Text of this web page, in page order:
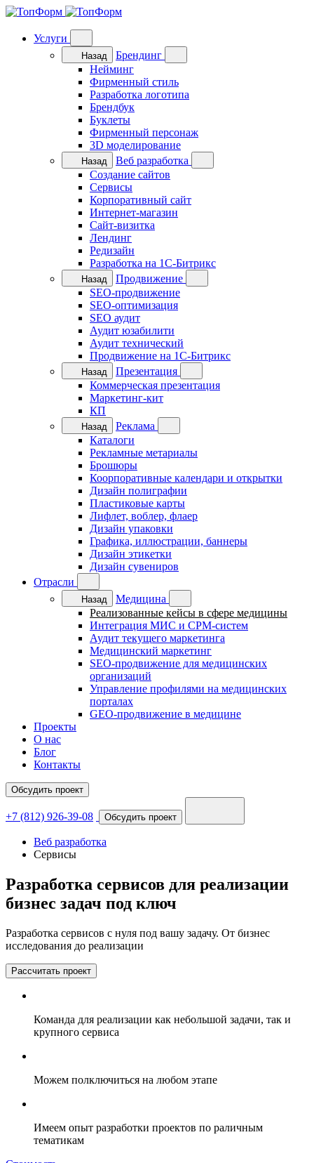
Услуги
Назад
Брендинг
Нейминг
Фирменный стиль
Разработка логотипа
Брендбук
Буклеты
Фирменный персонаж
3D моделирование
Назад
Веб разработка
Cоздание сайтов
Сервисы
Корпоративный сайт
Интернет-магазин
Cайт-визитка
Лендинг
Редизайн
Разработка на 1C-Битрикс
Назад
Продвижение
SEO-продвижение
SEO-оптимизация
SEO аудит
Аудит юзабилити
Аудит технический
Продвижение на 1C-Битрикс
Назад
Презентация
Коммерческая презентация
Маркетинг-кит
КП
Назад
Реклама
Каталоги
Рекламные метариалы
Брошюры
Коорпоративные календари и открытки
Дизайн полиграфии
Пластиковые карты
Лифлет, воблер, флаер
Дизайн упаковки
Графика, иллюстрации, баннеры
Дизайн этикетки
Дизайн сувениров
Отрасли
Назад
Медицина
Реализованные кейсы в сфере медицины
Интеграция МИС и СРМ-систем
Аудит текущего маркетинга
Медицинский маркетинг
SEO-продвижение для медицинских
организаций
Управление профилями на медицинских
порталах
GEO-продвижение в медицине
Проекты
О нас
Блог
Контакты
Обсудить проект
+7 (812) 926-39-08 Обсудить проект
Веб разработка
Сервисы
Разработка сервисов для реализации
бизнес задач под ключ
Разработка сервисов с нуля под вашу задачу. От бизнес
исследования до реализации
Рассчитать проект
Команда для реализации как небольшой задачи, так и
крупного сервиса
Можем полключиться на любом этапе
Имеем опыт разработки проектов по раличным
тематикам